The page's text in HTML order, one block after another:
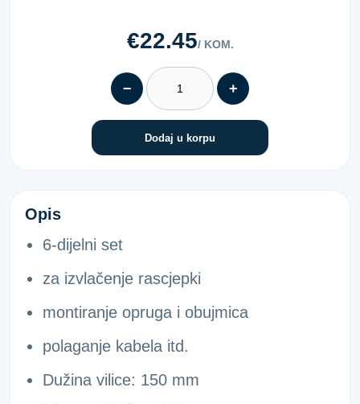
€22.45/ KOM.
− +
Dodaj u korpu
SET UBODNI I KUK.ALAT 6-DIJ.
Opis
6-dijelni set
za izvlačenje rascjepki
montiranje opruga i obujmica
polaganje kabela itd.
Dužina vilice: 150 mm